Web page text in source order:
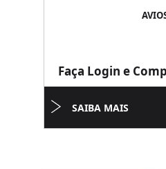
Faça Login e
SAIBA MAIS